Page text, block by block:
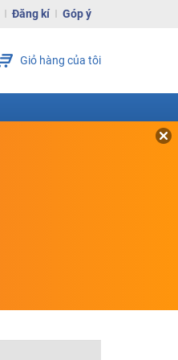
Đăng kí Góp ý
Giỏ hàng của tôi